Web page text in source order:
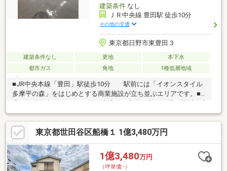
建築条件なし
ＪＲ中央線 豊田駅 徒歩10分
その他の交通
東京都日野市東豊田３
建築条件なし 更地
本下水
都市ガス
角地 1種低層地域
■JR中央本線「豊田」駅徒歩10分 駅前には「イオンスタイル
多摩平の森」をはじめとする商業施設が立ち並ぶエリアです。■
北西側前面先（5ｍ）には湧き水流れる市民の憩いの場、黒川清流
公園■建築条件無しの売地～お好きなハウスメーカー・工務店に
て建築が可能です～
東京都世田谷区船橋１ 1億3,480万円
1億3,480万円
（坪単価:-）